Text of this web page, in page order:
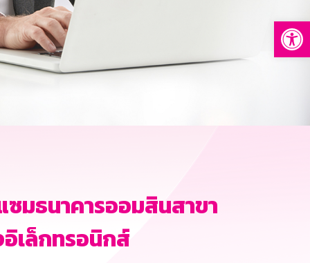
มธนาคารออมสินสาขา
เล็กทรอนิกส์